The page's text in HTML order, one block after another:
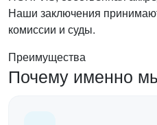
Наши заключения
комиссии и суды.
Преимущества
Почему именно